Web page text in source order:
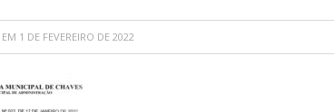
EM 1 DE FEVEREIRO DE 2022